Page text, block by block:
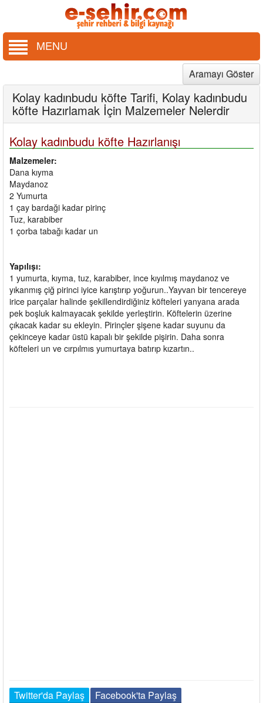
MENU
Aramayı Göster
Kolay kadınbudu köfte Tarifi, Kolay kadınbudu
köfte Hazırlamak İçin Malzemeler Nelerdir
Kolay kadınbudu köfte Hazırlanışı
Malzemeler:
Dana kıyma
Maydanoz
2 Yumurta
1 çay bardaği kadar pirinç
Tuz, karabiber
1 çorba tabağı kadar un
Yapılışı:
1 yumurta, kıyma, tuz, karabiber, ince kıyılmış maydanoz ve
yıkanmış çiğ pirinci iyice karıştırıp yoğurun..Yayvan bir tencereye
irice parçalar halinde şekillendirdiğiniz köfteleri yanyana arada
pek boşluk kalmayacak şekilde yerleştirin. Köftelerin üzerine
çıkacak kadar su ekleyin. Pirinçler şişene kadar suyunu da
çekinceye kadar üstü kapalı bir şekilde pişirin. Daha sonra
köfteleri un ve cırpılmıs yumurtaya batırıp kızartın..
Twitter'da Paylaş
Facebook'ta Paylaş